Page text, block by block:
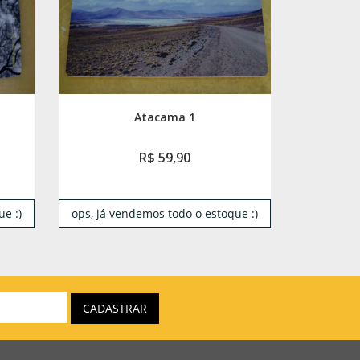
:)
Atacama 1
R$ 59,90
ops, já vendemos todo o estoque :)